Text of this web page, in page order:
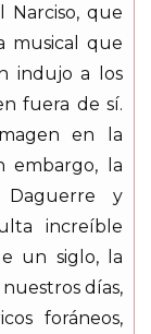
Narciso, que
musical que
indujo a los
fuera de sí.
en la
embargo, la
y
increíble
un siglo, la
días,
foráneos,